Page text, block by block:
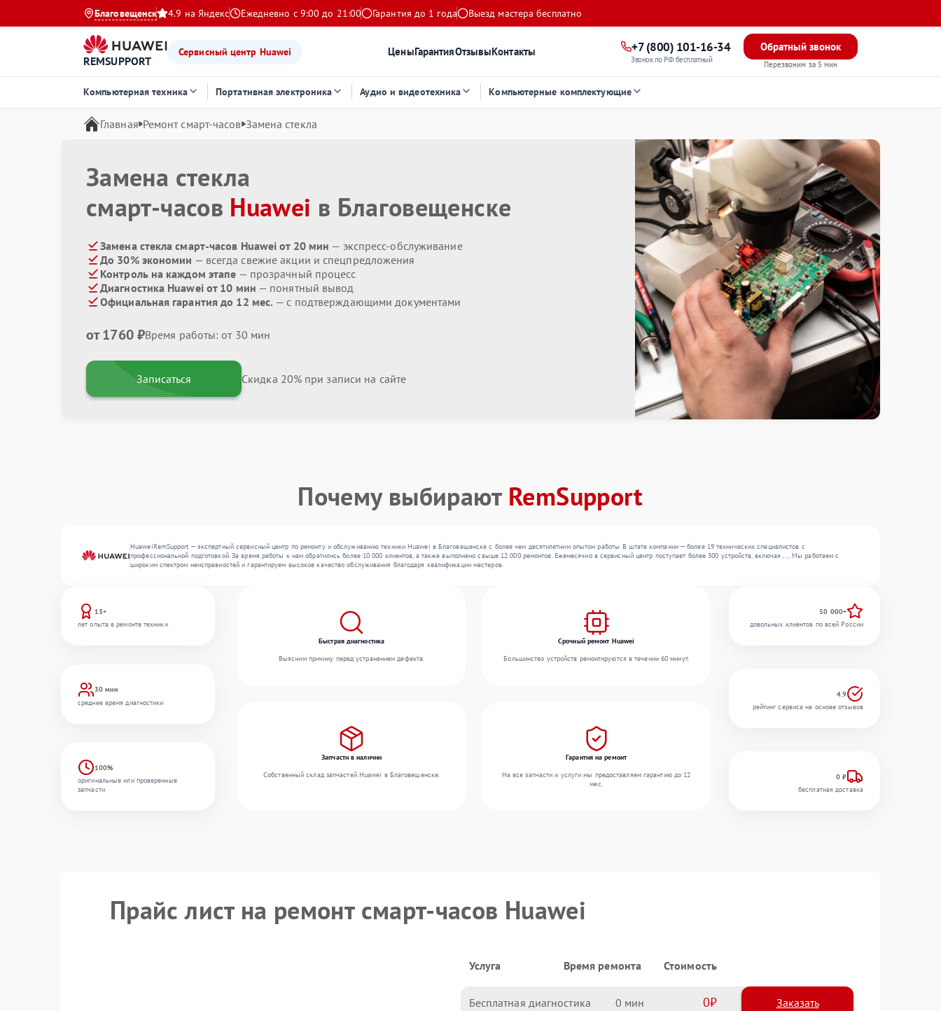
Благовещенск 4.9 на Яндекс Ежедневно с 9:00 до 21:00 Гарантия до 1 года Выезд мастера бесплатно
REMSUPPORT
Сервисный центр Huawei ЦеныГарантияОтзывыКонтакты +7 (800) 101-16-34
Звонок по РФ бесплатный
Обратный звонок
Перезвоним за 5 мин
Компьютерная техника Портативная электроника Аудио и видеотехника Компьютерные комплектующие
Главная Ремонт смарт-часов Замена стекла
Замена стекла
смарт-часов Huawei в Благовещенске
Замена стекла смарт-часов Huawei от 20 мин — экспресс-обслуживание
До 30% экономии — всегда свежие акции и спецпредложения
Контроль на каждом этапе — прозрачный процесс
Диагностика Huawei от 10 мин — понятный вывод
Официальная гарантия до 12 мес. — с подтверждающими документами
от 1760 ₽Время работы: от 30 мин
Записаться Скидка 20% при записи на сайте
Почему выбирают RemSupport
HuaweiRemSupport — экспертный сервисный центр по ремонту и обслуживанию техники Huawei в Благовещенске с более чем десятилетним опытом работы. В штате компании — более 19 технических специалистов с
профессиональной подготовкой. За время работы к нам обратились более 10 000 клиентов, а также выполнено свыше 12 000 ремонтов. Ежемесячно в сервисный центр поступает более 300 устройств, включая , , . Мы работаем с
широким спектром неисправностей и гарантируем высокое качество обслуживания благодаря квалификации мастеров.
13+
лет опыта в ремонте техники
30 мин
среднее время диагностики
100%
оригинальные или проверенные
запчасти
Быстрая диагностика
Выясним причину перед устранением дефекта.
Срочный ремонт Huawei
Большинство устройств ремонтируются в течении 60 минут.
Запчасти в наличии
Собственный склад запчастей Huawei в Благовещенске.
Гарантия на ремонт
На все запчасти и услуги мы предоставляем гарантию до 12
мес.
50 000+
довольных клиентов по всей России
4.9
рейтинг сервиса на основе отзывов
0 ₽
бесплатная доставка
Прайс лист на ремонт смарт-часов Huawei
Услуга Время ремонта Стоимость
Бесплатная диагностика 0 0 Заказать